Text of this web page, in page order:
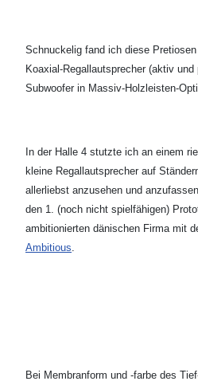
Schnuckelig fand ich diese
Koaxial-Regallautsprecher (aktiv
Subwoofer in Massiv-Holzleisten-
In der Halle 4 stutzte ich an einem
kleine Regallautsprecher auf
allerliebst anzusehen und
den 1. (noch nicht spielfähigen)
ambitionierten dänischen Firma mit
Ambitious.
Bei Membranform und -farbe des